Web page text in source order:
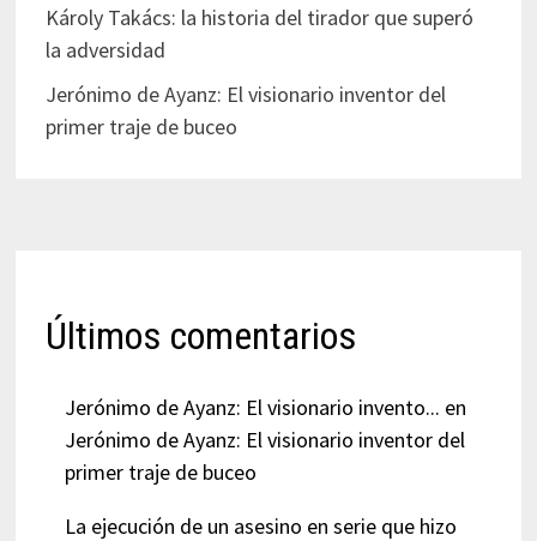
Károly Takács: la historia del tirador que superó
la adversidad
Jerónimo de Ayanz: El visionario inventor del
primer traje de buceo
Últimos comentarios
Jerónimo de Ayanz: El visionario invento... en
Jerónimo de Ayanz: El visionario inventor del
primer traje de buceo
La ejecución de un asesino en serie que hizo